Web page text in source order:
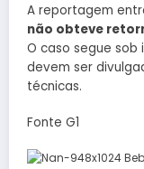
A reportagem
não obteve
O caso segue
devem ser
técnicas.
Fonte G1